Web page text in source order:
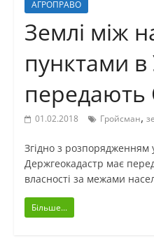
АГРОПРАВО
Землі між
пунктами в
передають
01.02.2018 Гройсман,
Згідно з розпорядженням
Держгеокадастр має
власності за межами
Більше...